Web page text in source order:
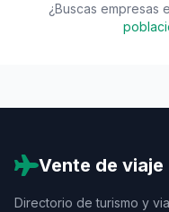
¿Buscas empresas
Vente de viaje
Directorio de turismo y